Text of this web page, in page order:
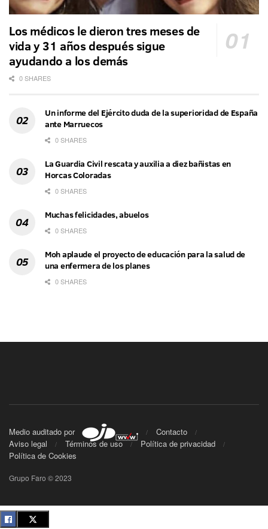
Los médicos le dieron tres meses de
vida y 31 años después sigue
ayudando a los demás
0 SHARES
Un informe del Ejército duda de la superioridad de España
ante Marruecos
0 SHARES
La Guardia Civil rescata y auxilia a diez bañistas en
Horcas Coloradas
0 SHARES
Muchas felicidades, abuelos
0 SHARES
Moh aplaude el proyecto de educación para la salud de
una enfermera de los planes
0 SHARES
Medio auditado por
Contacto
Aviso legal
Términos de uso
Política de privacidad
Política de Cookies
Grupo Faro © 2023